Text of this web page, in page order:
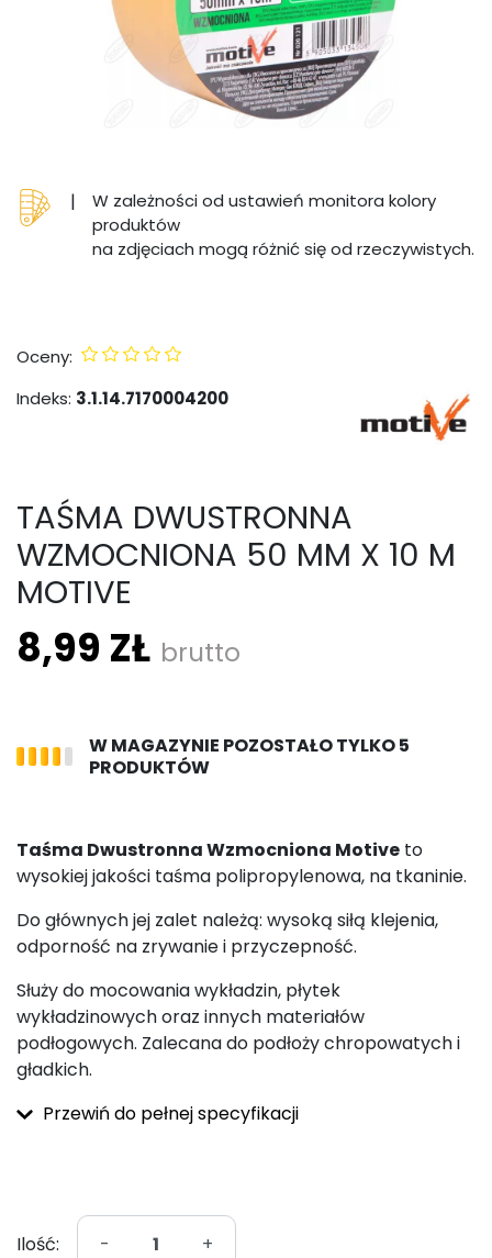
|
W zależności od ustawień monitora kolory
produktów
na zdjęciach mogą różnić się od rzeczywistych.
Oceny:
Indeks: 3.1.14.7170004200
TAŚMA DWUSTRONNA
WZMOCNIONA 50 MM X 10 M
MOTIVE
8,99 ZŁ brutto
W MAGAZYNIE POZOSTAŁO TYLKO 5
PRODUKTÓW
Taśma Dwustronna Wzmocniona Motive to
wysokiej jakości taśma polipropylenowa, na tkaninie.
Do głównych jej zalet należą: wysoką siłą klejenia,
odporność na zrywanie i przyczepność.
Służy do mocowania wykładzin, płytek
wykładzinowych oraz innych materiałów
podłogowych. Zalecana do podłoży chropowatych i
gładkich.
Przewiń do pełnej specyfikacji
Ilość: - +